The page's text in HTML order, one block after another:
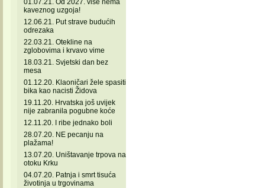
01.07.21. Od 2027. više nema
kaveznog uzgoja!
12.06.21. Put strave budućih
odrezaka
22.03.21. Otekline na
zglobovima i krvavo vime
18.03.21. Svjetski dan bez
mesa
01.12.20. Klaoničari žele spasiti
bika kao nacisti Židova
19.11.20. Hrvatska još uvijek
nije zabranila pogubne koće
12.11.20. I ribe jednako boli
28.07.20. NE pecanju na
plažama!
13.07.20. Uništavanje trpova na
otoku Krku
04.07.20. Patnja i smrt tisuća
životinja u trgovinama